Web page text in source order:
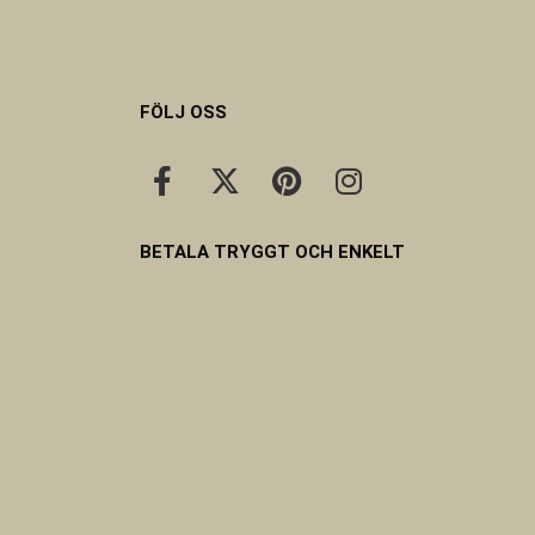
FÖLJ OSS
BETALA TRYGGT OCH ENKELT